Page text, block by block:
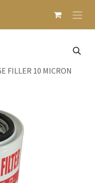
FILLER 10 MICRON